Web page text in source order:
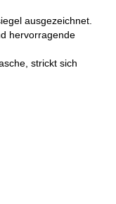
ausgezeichnet.
hervorragende
strickt sich